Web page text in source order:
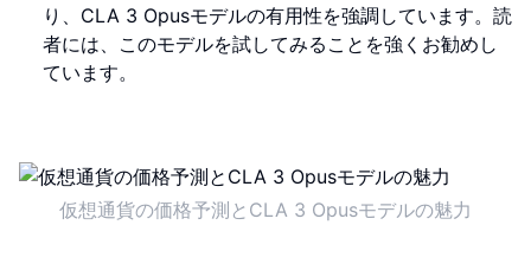
り、CLA 3 Opusモデルの有用性を強調しています。読
者には、このモデルを試してみることを強くお勧めし
ています。
仮想通貨の価格予測とCLA 3 Opusモデルの魅力